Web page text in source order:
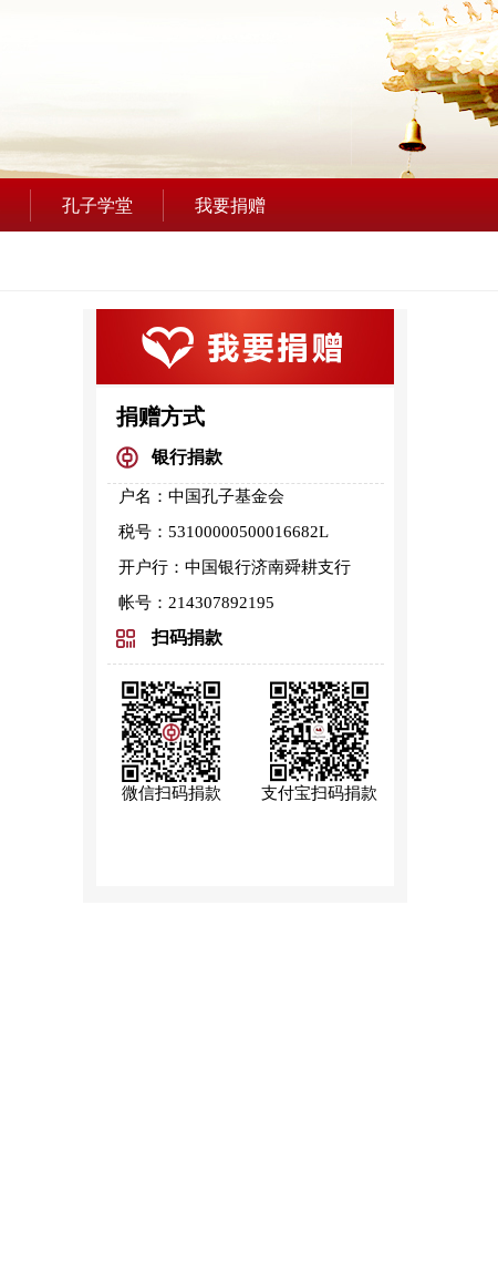
孔子学堂 我要捐赠
捐赠方式
银行捐款
户名：中国孔子基金会
税号：53100000500016682L
开户行：中国银行济南舜耕支行
帐号：214307892195
扫码捐款
微信扫码捐款 支付宝扫码捐款